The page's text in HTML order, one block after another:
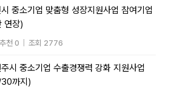
중소기업 맞춤형 성장지원사업 참여기업
연장)
추천 0 조회 2776
시 중소기업 수출경쟁력 강화 지원사업
까지)